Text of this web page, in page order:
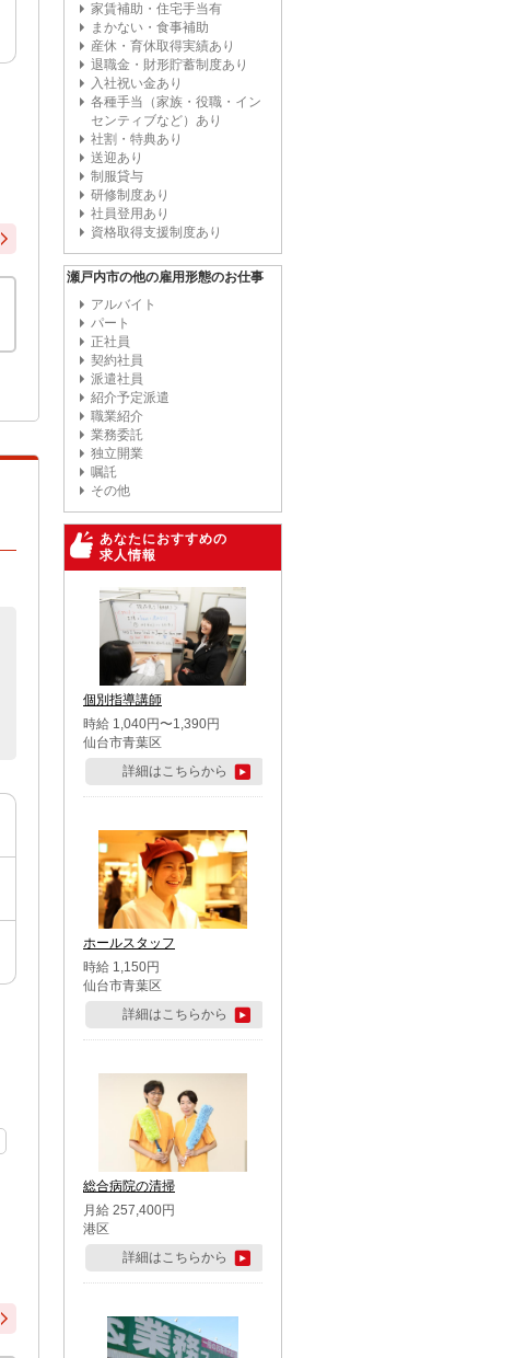
家賃補助・住宅手当有
まかない・食事補助
産休・育休取得実績あり
退職金・財形貯蓄制度あり
入社祝い金あり
各種手当（家族・役職・イン
センティブなど）あり
社割・特典あり
送迎あり
制服貸与
研修制度あり
社員登用あり
資格取得支援制度あり
瀬戸内市の他の雇用形態のお仕事
アルバイト
パート
正社員
契約社員
派遣社員
紹介予定派遣
職業紹介
業務委託
独立開業
嘱託
その他
あなたにおすすめの
求人情報
個別指導講師
時給 1,040円〜1,390円
仙台市青葉区
詳細はこちらから
ホールスタッフ
時給 1,150円
仙台市青葉区
詳細はこちらから
総合病院の清掃
月給 257,400円
港区
詳細はこちらから